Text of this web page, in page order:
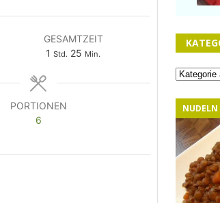
GESAMTZEIT
1 Std. 25 Min.
PORTIONEN
6
NUDELN